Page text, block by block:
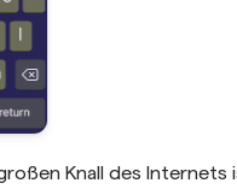
Knall des